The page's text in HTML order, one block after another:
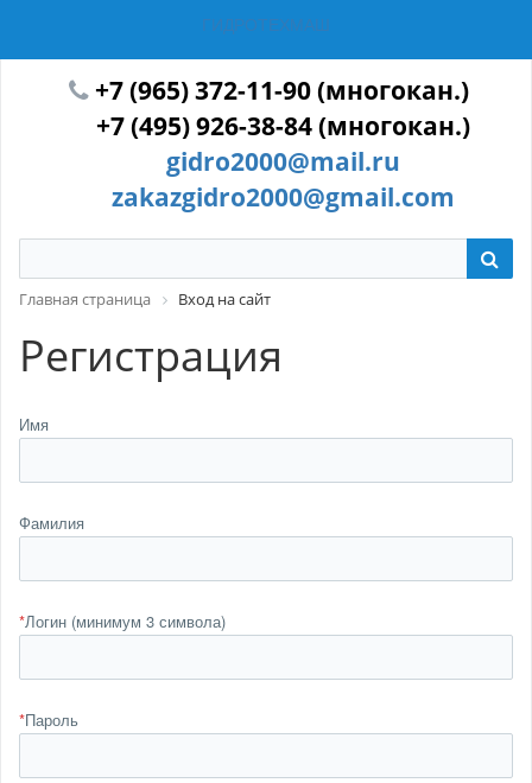
ГИДРОТЕХМАШ
+7 (965) 372-11-90 (многокан.)
+7 (495) 926-38-84 (многокан.)
gidro2000@mail.ru
zakazgidro2000@gmail.com
Главная страница Вход на сайт
Регистрация
Имя
Фамилия
*Логин (минимум 3 символа)
*Пароль